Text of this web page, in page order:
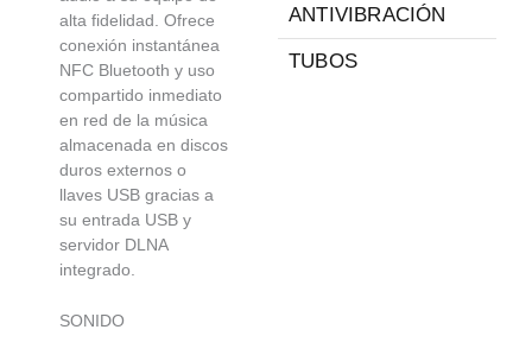
alta fidelidad. Ofrece
conexión instantánea
NFC Bluetooth y uso
compartido inmediato
en red de la música
almacenada en discos
duros externos o
llaves USB gracias a
su entrada USB y
servidor DLNA
integrado.
SONIDO
ANTIVIBRACIÓN
TUBOS